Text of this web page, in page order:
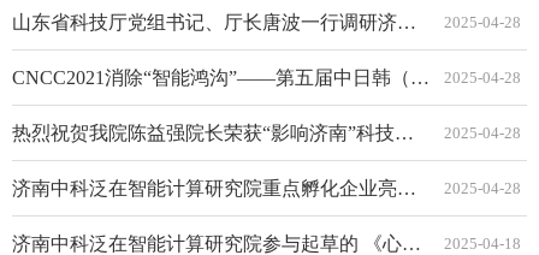
山东省科技厅党组书记、厅长唐波一行调研济南起步区中科新经济科创园 并参观考察我院重点项目成果 2025-04-28
CNCC2021消除“智能鸿沟”——第五届中日韩（CJK）适老助残技术论坛于12月16日召开 2025-04-28
热烈祝贺我院陈益强院长荣获“影响济南”科技人物荣誉称号 2025-04-28
济南中科泛在智能计算研究院重点孵化企业亮相济南市科技服务业招商引资项目签约活动 助力高价值成果产业化 2025-04-28
济南中科泛在智能计算研究院参与起草的 《心理咨询服务人工智能技术辅助应用指南》国家标准正式立项 2025-04-18